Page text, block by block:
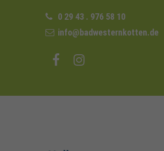
0 29 43 . 976 58 10
info@badwesternkotten.de